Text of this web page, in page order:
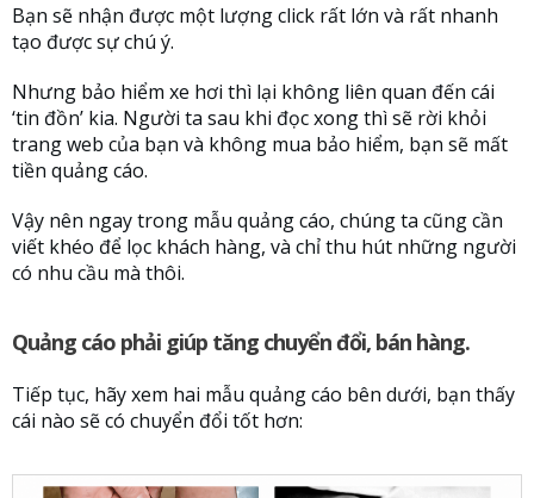
Bạn sẽ nhận được một lượng click rất lớn và rất nhanh
tạo được sự chú ý.
Nhưng bảo hiểm xe hơi thì lại không liên quan đến cái
‘tin đồn’ kia. Người ta sau khi đọc xong thì sẽ rời khỏi
trang web của bạn và không mua bảo hiểm, bạn sẽ mất
tiền quảng cáo.
Vậy nên ngay trong mẫu quảng cáo, chúng ta cũng cần
viết khéo để lọc khách hàng, và chỉ thu hút những người
có nhu cầu mà thôi.
Quảng cáo phải giúp tăng chuyển đổi, bán hàng.
Tiếp tục, hãy xem hai mẫu quảng cáo bên dưới, bạn thấy
cái nào sẽ có chuyển đổi tốt hơn: